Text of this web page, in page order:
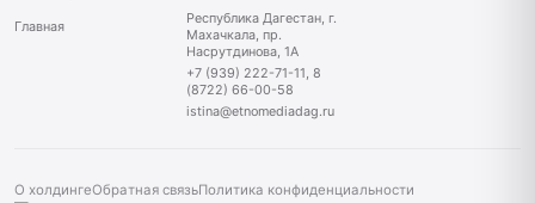
Главная
Республика Дагестан, г.
Махачкала, пр.
Насрутдинова, 1А
+7 (939) 222-71-11, 8
(8722) 66-00-58
istina@etnomediadag.ru
О холдингеОбратная связьПолитика конфиденциальности